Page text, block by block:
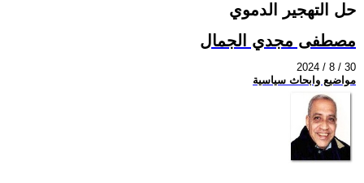
حل التهجير الدموي
مصطفى مجدي الجمال
2024 / 8 / 30
مواضيع وابحاث سياسية